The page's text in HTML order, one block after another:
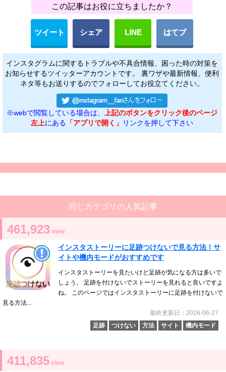
この記事はお役に立ちましたか？
ツイート シェア LINE はてブ
インスタグラムに関するトラブルや不具合情報、困った時の対策を
お知らせするツイッターアカウントです。 裏ワザや最新情報、便利
ネタ等もお送りするのでフォローしてお役立てください。
※webで閲覧している場合は、
上記のボタンをクリック後のページ
左上にある 「アプリで開く」 リンクを押して下さい
同じカテゴリの人気記事
461,923 view
インスタストーリーに足跡つけないで見る方法！サ
イトや機内モードがおすすめです
インスタストーリーを見たいけど足跡が気になる方は多いで
しょう。 足跡を付けないでストーリーを見れると良いですよ
ね。 このページではインスタストーリーに足跡を付けないで
見る方法...
最終更新日：2026-06-27
足跡
つけない 方法 サイト 機内モード
411,835 view